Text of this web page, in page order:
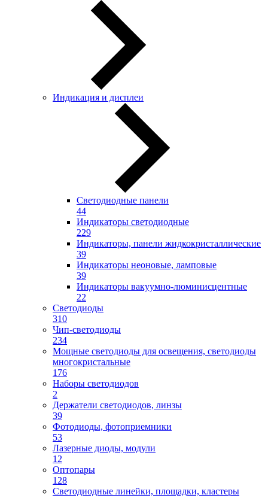
Индикация и дисплеи
Светодиодные панели
44
Индикаторы светодиодные
229
Индикаторы, панели жидкокристаллические
39
Индикаторы неоновые, ламповые
39
Индикаторы вакуумно-люминисцентные
22
Светодиоды
310
Чип-светодиоды
234
Мощные светодиоды для освещения, светодиоды
многокристальные
176
Наборы светодиодов
2
Держатели светодиодов, линзы
39
Фотодиоды, фотоприемники
53
Лазерные диоды, модули
12
Оптопары
128
Светодиодные линейки, площадки, кластеры